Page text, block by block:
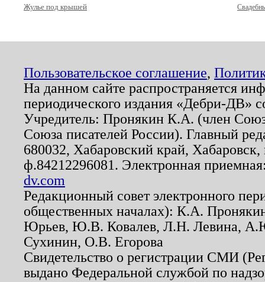
Жулье под крышей
Пользовательское соглашение,
На данном сайте распространяется
периодического издания «Дебри-ДВ»
Учредитель: Пронякин К.А. (член
Союза писателей России). Главный
680032, Хабаровский край,
ф.84212296081. Электронная
dv.com
Редакционный совет электронного
общественных началах): К.А.
Юрьев, Ю.В. Ковалев, Л.Н. Левина,
Сухинин, О.В. Егорова
Свидетельство о регистрации СМИ
выдано Федеральной службой по